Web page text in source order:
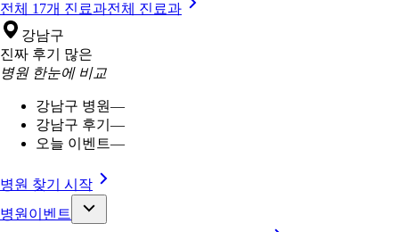
전체 17개 진료과전체 진료과
강남구
진짜 후기 많은
병원 한눈에 비교
강남구 병원—
강남구 후기 —
오늘 이벤트—
병원 찾기 시작
병원이벤트